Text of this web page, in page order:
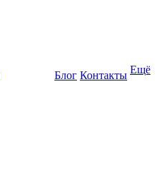
Блог Контакты Ещё